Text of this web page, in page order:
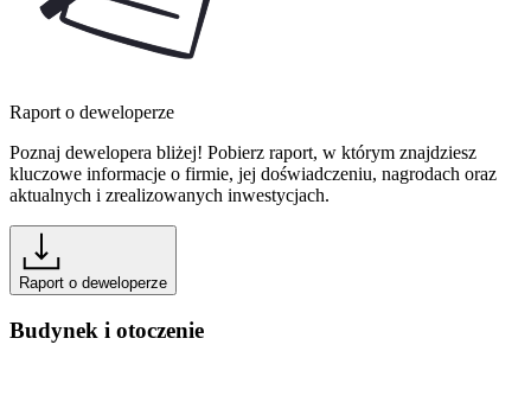
Raport o deweloperze
Poznaj dewelopera bliżej! Pobierz raport, w którym znajdziesz
kluczowe informacje o firmie, jej doświadczeniu, nagrodach oraz
aktualnych i zrealizowanych inwestycjach.
Raport o deweloperze
Budynek i otoczenie